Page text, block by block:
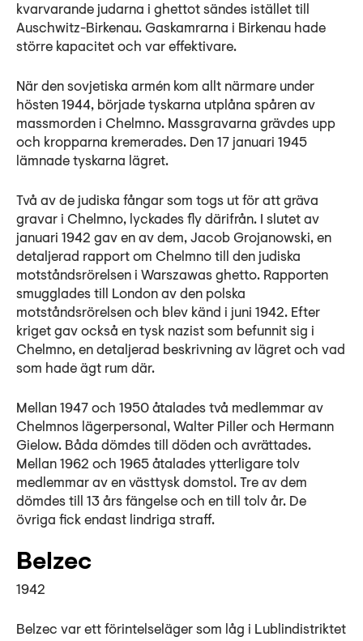
kvarvarande judarna i ghettot sändes istället till
Auschwitz-Birkenau. Gaskamrarna i Birkenau hade
större kapacitet och var effektivare.
När den sovjetiska armén kom allt närmare under
hösten 1944, började tyskarna utplåna spåren av
massmorden i Chelmno. Massgravarna grävdes upp
och kropparna kremerades. Den 17 januari 1945
lämnade tyskarna lägret.
Två av de judiska fångar som togs ut för att gräva
gravar i Chelmno, lyckades fly därifrån. I slutet av
januari 1942 gav en av dem, Jacob Grojanowski, en
detaljerad rapport om Chelmno till den judiska
motståndsrörelsen i Warszawas ghetto. Rapporten
smugglades till London av den polska
motståndsrörelsen och blev känd i juni 1942. Efter
kriget gav också en tysk nazist som befunnit sig i
Chelmno, en detaljerad beskrivning av lägret och vad
som hade ägt rum där.
Mellan 1947 och 1950 åtalades två medlemmar av
Chelmnos lägerpersonal, Walter Piller och Hermann
Gielow. Båda dömdes till döden och avrättades.
Mellan 1962 och 1965 åtalades ytterligare tolv
medlemmar av en västtysk domstol. Tre av dem
dömdes till 13 års fängelse och en till tolv år. De
övriga fick endast lindriga straff.
Belzec
1942
Belzec var ett förintelseläger som låg i Lublindistriktet